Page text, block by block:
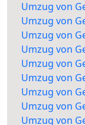
Umzug von
Umzug von
Umzug von
Umzug von
Umzug von
Umzug von
Umzug von
Umzug von
Umzug von